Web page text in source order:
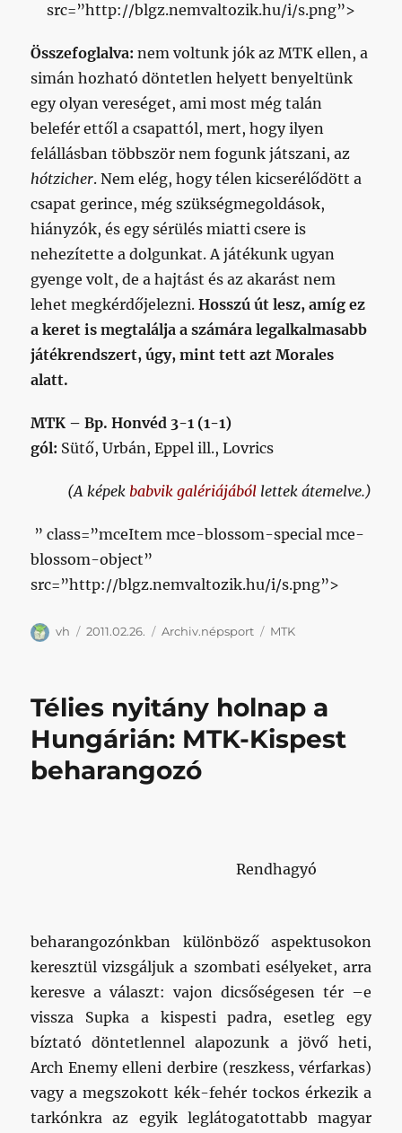
src=”http://blgz.nemvaltozik.hu/i/s.png”>
Összefoglalva: nem voltunk jók az MTK ellen, a
simán hozható döntetlen helyett benyeltünk
egy olyan vereséget, ami most még talán
belefér ettől a csapattól, mert, hogy ilyen
felállásban többször nem fogunk játszani, az
hótzicher. Nem elég, hogy télen kicserélődött a
csapat gerince, még szükségmegoldások,
hiányzók, és egy sérülés miatti csere is
nehezítette a dolgunkat. A játékunk ugyan
gyenge volt, de a hajtást és az akarást nem
lehet megkérdőjelezni. Hosszú út lesz, amíg ez
a keret is megtalálja a számára legalkalmasabb
játékrendszert, úgy, mint tett azt Morales
alatt.
MTK – Bp. Honvéd 3-1 (1-1)
gól: Sütő, Urbán, Eppel ill., Lovrics
(A képek babvik galériájábóllettek átemelve.)
” class=”mceItem mce-blossom-special mce-
blossom-object”
src=”http://blgz.nemvaltozik.hu/i/s.png”>
Szerző
vh Közzétéve
2011.02.26. Kategória
Archiv.népsport Címke
MTK
Télies nyitány holnap a
Hungárián: MTK-Kispest
beharangozó
esélyeket, arra keresve a választ: vajon
alapozunk a jövő heti, Arch Enemy elleni
derbire (reszkess, vérfarkas) vagy a
megszokott kék-fehér tockos érkezik a
tarkónkra az egyik leglátogatottabb magyar
stadionban (bár mostanában ezzel élcelődni
pont nekünk nincs okunk sajnos)?
Dimenziónkénti polemizálás a tovább után!